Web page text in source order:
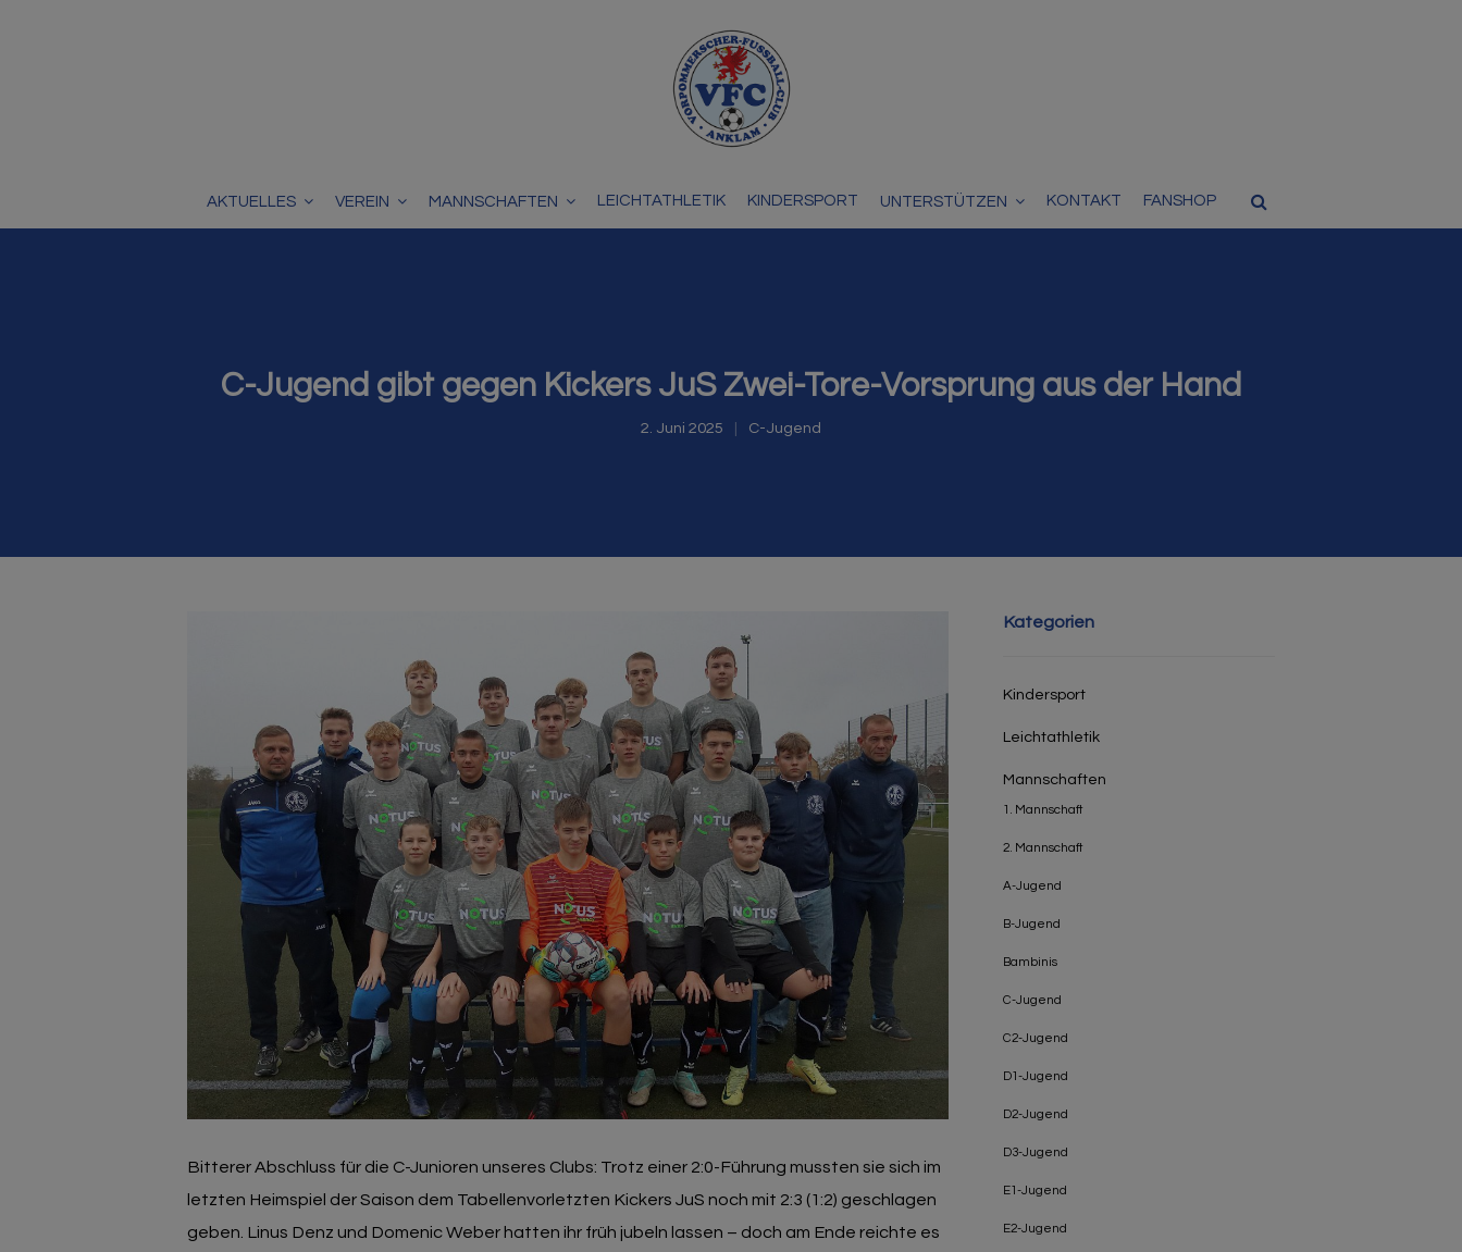
AKTUELLES VEREIN MANNSCHAFTEN LEICHTATHLETIK KINDERSPORT UNTERSTÜTZEN KONTAKT FANSHOP
C-Jugend gibt gegen Kickers JuS Zwei-Tore-Vorsprung aus der Hand
2. Juni 2025 C-Jugend
Bitterer Abschluss für die C-Junioren unseres Clubs: Trotz einer 2:0-Führung mussten sie sich im
letzten Heimspiel der Saison dem Tabellenvorletzten Kickers JuS noch mit 2:3 (1:2) geschlagen
geben. Linus Denz und Domenic Weber hatten ihr früh jubeln lassen – doch am Ende reichte es
Kategorien
Kindersport
Leichtathletik
Mannschaften
1. Mannschaft
2. Mannschaft
A-Jugend
B-Jugend
Bambinis
C-Jugend
C2-Jugend
D1-Jugend
D2-Jugend
D3-Jugend
E1-Jugend
E2-Jugend